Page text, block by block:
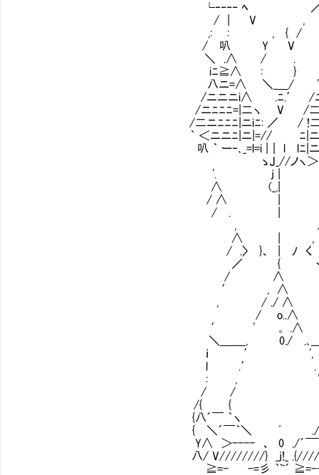
└‐‐‐‐ ﾍ ／ー
/ | V , |
,: : , { / ｉ
/ 叭 Y V .
＼ .∧ / . .′
iﾆ≧∧ : } .≦二| ｀Y´￣￣
八ニ=∧ ＼_
/ニニニi∧ .ﾆ.′ /ニﾆ=-| |
/ニﾆﾆﾆ=|二ヽ
/二ニﾆﾆﾆ|ニiﾆ: ／ / !二二二∧ ヽ
｀ ＜ニニﾆ|ニ|=// ﾆ|ニニニ
叭 ｀ ー‐､_=l=i |｜ l lﾆ|ニニﾆ
ゝJ_//ノヽ＞
'. j |
∧ (_,|
/ ∧ |
/ . |
,
∧ | ,
/ .〉 }、 | ﾉ く
／ {
/ ∧
′ , ∧
, / ./ ∧
/ o..∧ ∩.⊂⊃◎
′ ' 。 .∧ l | ⊆⊇
＼＿____, 0./ .､_____ Lｌ
ｉ ′ ', . ∩.⊂⊃◎
l .′ . , l | ⊆⊇
: , ' . Lｌ(⊆广
/ / .
/{ { } :
{八´￣ ｀ヽ / ´￣
{ ＼´￣｀＼ ﾟ ./ ´￣
Y∧ ＞---- 、 0 ./´￣￣｀ヽ
八/ V////////} _j!_
≧=- -=彡 ｀~´ ≧=-- -